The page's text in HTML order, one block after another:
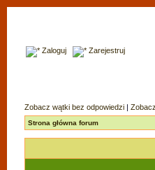
Zaloguj Zarejestruj
Zobacz wątki bez odpowiedzi |
Strona główna forum